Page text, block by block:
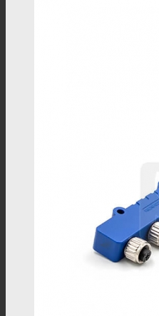
RF转接头